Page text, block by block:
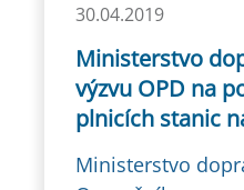
30.04.2019
Ministerstvo
výzvu OPD na
plnicích stanic
Ministerstvo